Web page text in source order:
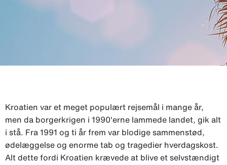
Kroatien var et meget populært rejsemål i mange år,
men da borgerkrigen i 1990'erne lammede landet, gik alt
i stå. Fra 1991 og ti år frem var blodige sammenstød,
ødelæggelse og enorme tab og tragedier hverdagskost.
Alt dette fordi Kroatien krævede at blive et selvstændigt